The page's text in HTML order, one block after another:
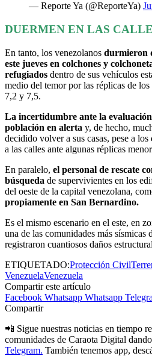
— Reporte Ya (@ReporteYa)
DUERMEN EN LAS
En tanto, los venezolanos durmieron
este jueves en colchones y
refugiados dentro de sus vehículos
medio del temor por las réplicas de
7,2 y 7,5.
La incertidumbre ante la
población en alerta y, de hecho,
decidido volver a sus casas, pese a
a las calles ante algunas réplicas
En paralelo, el personal de rescate
búsqueda de supervivientes en los
del oeste de la capital venezolana,
propiamente en San Bernardino.
Es el mismo escenario en el este, en
una de las comunidades más sísmicas
registraron cuantiosos daños
ETIQUETADO:Protección Civil
VenezuelaVenezuela
Compartir este artículo
Facebook Whatsapp Whatsapp
Compartir
📲 Sigue nuestras noticias en tiempo
comunidades de Caraota Digital
Telegram. También tenemos app,